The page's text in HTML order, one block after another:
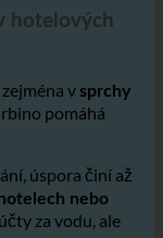
úspora činí až